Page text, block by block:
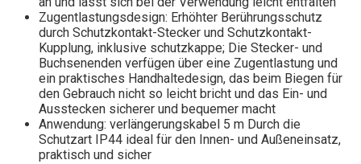
Zugentlastungsdesign: Erhöhter Berührungsschutz
durch Schutzkontakt-Stecker und Schutzkontakt-
Kupplung, inklusive schutzkappe; Die Stecker- und
Buchsenenden verfügen über eine Zugentlastung und
ein praktisches Handhaltedesign, das beim Biegen für
den Gebrauch nicht so leicht bricht und das Ein- und
Ausstecken sicherer und bequemer macht
Anwendung: verlängerungskabel 5 m Durch die
Schutzart IP44 ideal für den Innen- und Außeneinsatz,
praktisch und sicher